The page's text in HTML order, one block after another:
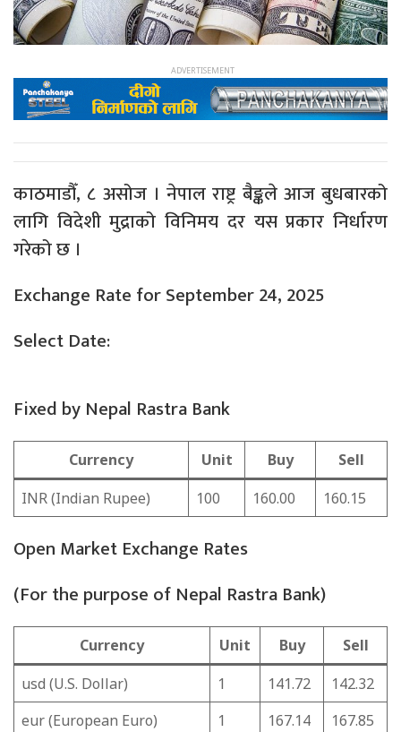
काठमाडौँ, ८ असोज । नेपाल राष्ट्र बैङ्कले आज बुधबारको
लागि विदेशी मुद्राको विनिमय दर यस प्रकार निर्धारण
गरेको छ ।
Exchange Rate for September 24, 2025
Select Date:
Fixed by Nepal Rastra Bank
Currency Unit Buy
Sell
INR (Indian Rupee)
100 160.00 160.15
Open Market Exchange Rates
(For the purpose of Nepal Rastra Bank)
Currency Unit Buy
Sell
usd (U.S. Dollar)
1 141.72
142.32
eur (European Euro)
1 167.14
167.85